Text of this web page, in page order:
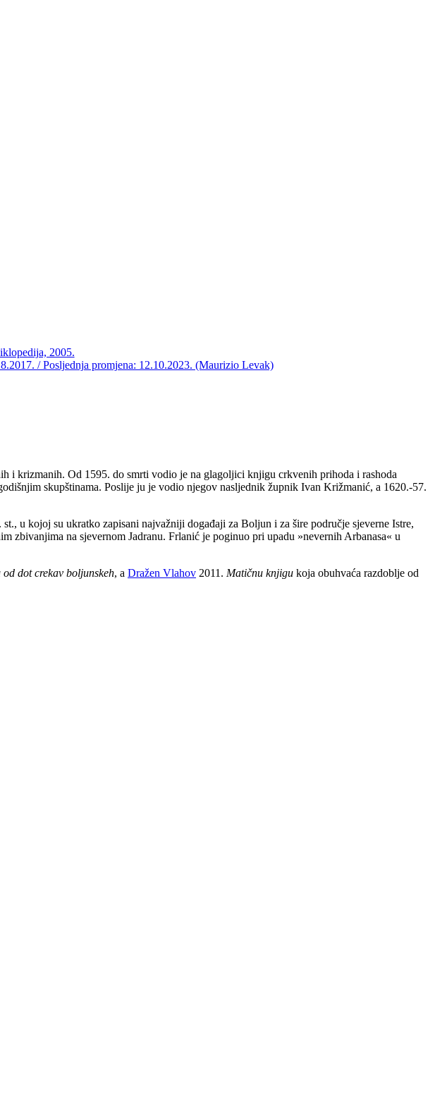
2005.
/ Posljednja promjena: 12.10.2023. (Maurizio Levak)
i krizmanih. Od 1595. do smrti vodio je na glagoljici knjigu crkvenih prihoda i rashoda
skupštinama. Poslije ju je vodio njegov nasljednik župnik Ivan Križmanić, a 1620.-57.
u kojoj su ukratko zapisani najvažniji događaji za Boljun i za šire područje sjeverne Istre,
zbivanjima na sjevernom Jadranu. Frlanić je poginuo pri upadu »nevernih Arbanasa« u
od dot crekav boljunskeh, a Dražen Vlahov 2011. Matičnu knjigu koja obuhvaća razdoblje od